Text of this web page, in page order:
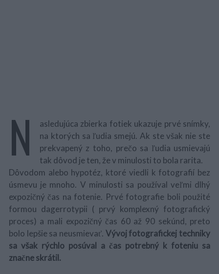
N
asledujúca zbierka fotiek ukazuje prvé snímky,
na ktorých sa ľudia smejú. Ak ste však nie ste
prekvapený z toho, prečo sa ľudia usmievajú
tak dôvod je ten, že v minulosti to bola rarita.
Dôvodom alebo hypotéz, ktoré viedli k fotografií bez
úsmevu je mnoho. V minulosti sa používal veľmi dlhý
expozičný čas na fotenie. Prvé fotografie boli použité
formou dagerrotypii ( prvý komplexný fotografický
proces) a mali expozičný čas 60 až 90 sekúnd, preto
bolo lepšie sa neusmievať. Vývoj fotografickej techniky
sa však rýchlo posúval a čas potrebný k foteniu sa
značne skrátil.